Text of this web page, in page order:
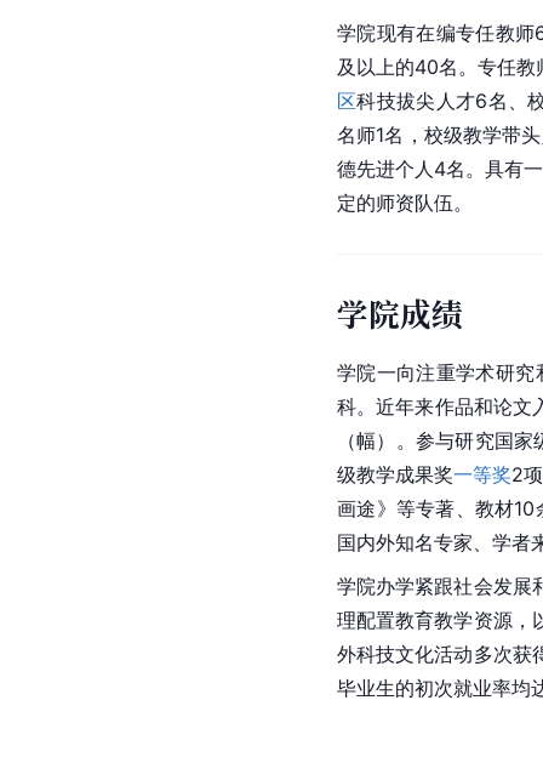
学院现有在编专任教
及以上的40名。专任教
区科技拔尖人才6名、
名师1名，校级教学带
德先进个人4名。具有
定的师资队伍。
学院成绩
学院一向注重学术研究
科。近年来作品和论文
（幅）。参与研究国
级教学成果奖一等奖2
画途》等专著、教材
国内外知名专家、学者
学院办学紧跟社会发展
理配置教育教学资源，
外科技文化活动多次获
毕业生的初次就业率均